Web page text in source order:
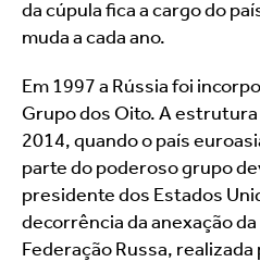
da cúpula fica a cargo do
muda a cada ano.
Em 1997 a Rússia foi
Grupo dos Oito. A
2014, quando o país
parte do poderoso grupo
presidente dos Estados
decorrência da anexação
Federação Russa,